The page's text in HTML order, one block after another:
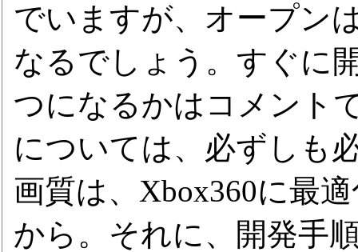
でいますが、オープン
なるでしょう。すぐに
つになるかはコメント
については、必ずしも
画質は、Xbox360に最
から。それに、開発手